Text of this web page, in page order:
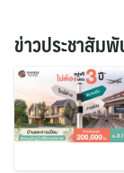
ข่าวประชาสัม